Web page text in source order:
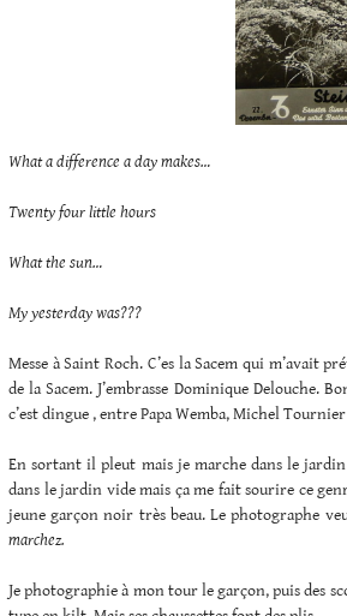
What a difference a day makes…
Twenty four little hours
What the sun…
My yesterday was???
Messe à Saint Roch. C’es la Sacem qui m’avait
de la Sacem. J’embrasse Dominique Delouche.
c’est dingue , entre Papa Wemba, Michel
En sortant il pleut mais je marche dans le jardin
dans le jardin vide mais ça me fait sourire ce
jeune garçon noir très beau. Le photographe
marchez.
Je photographie à mon tour le garçon, puis des